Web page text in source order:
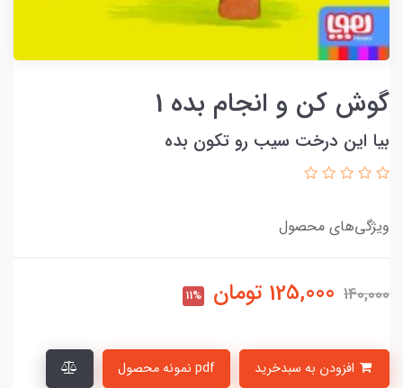
گوش کن و انجام بده 1
بیا این درخت سیب رو تکون بده
ویژگی‌های محصول
140,000
125,000 تومان 11%
pdf نمونه محصول